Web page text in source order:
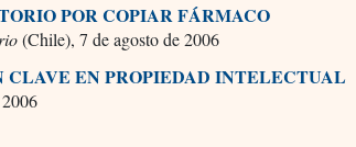
POR COPIAR FÁRMACO
(Chile), 7 de agosto de 2006
CLAVE EN PROPIEDAD INTELECTUAL